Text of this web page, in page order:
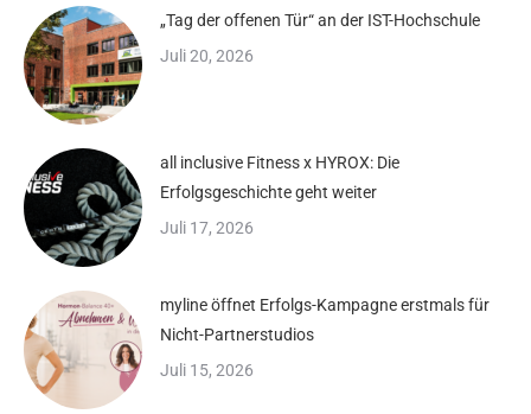
„Tag der offenen Tür“ an der IST-Hochschule
Juli 20, 2026
all inclusive Fitness x HYROX: Die
Erfolgsgeschichte geht weiter
Juli 17, 2026
myline öffnet Erfolgs-Kampagne erstmals für
Nicht-Partnerstudios
Juli 15, 2026